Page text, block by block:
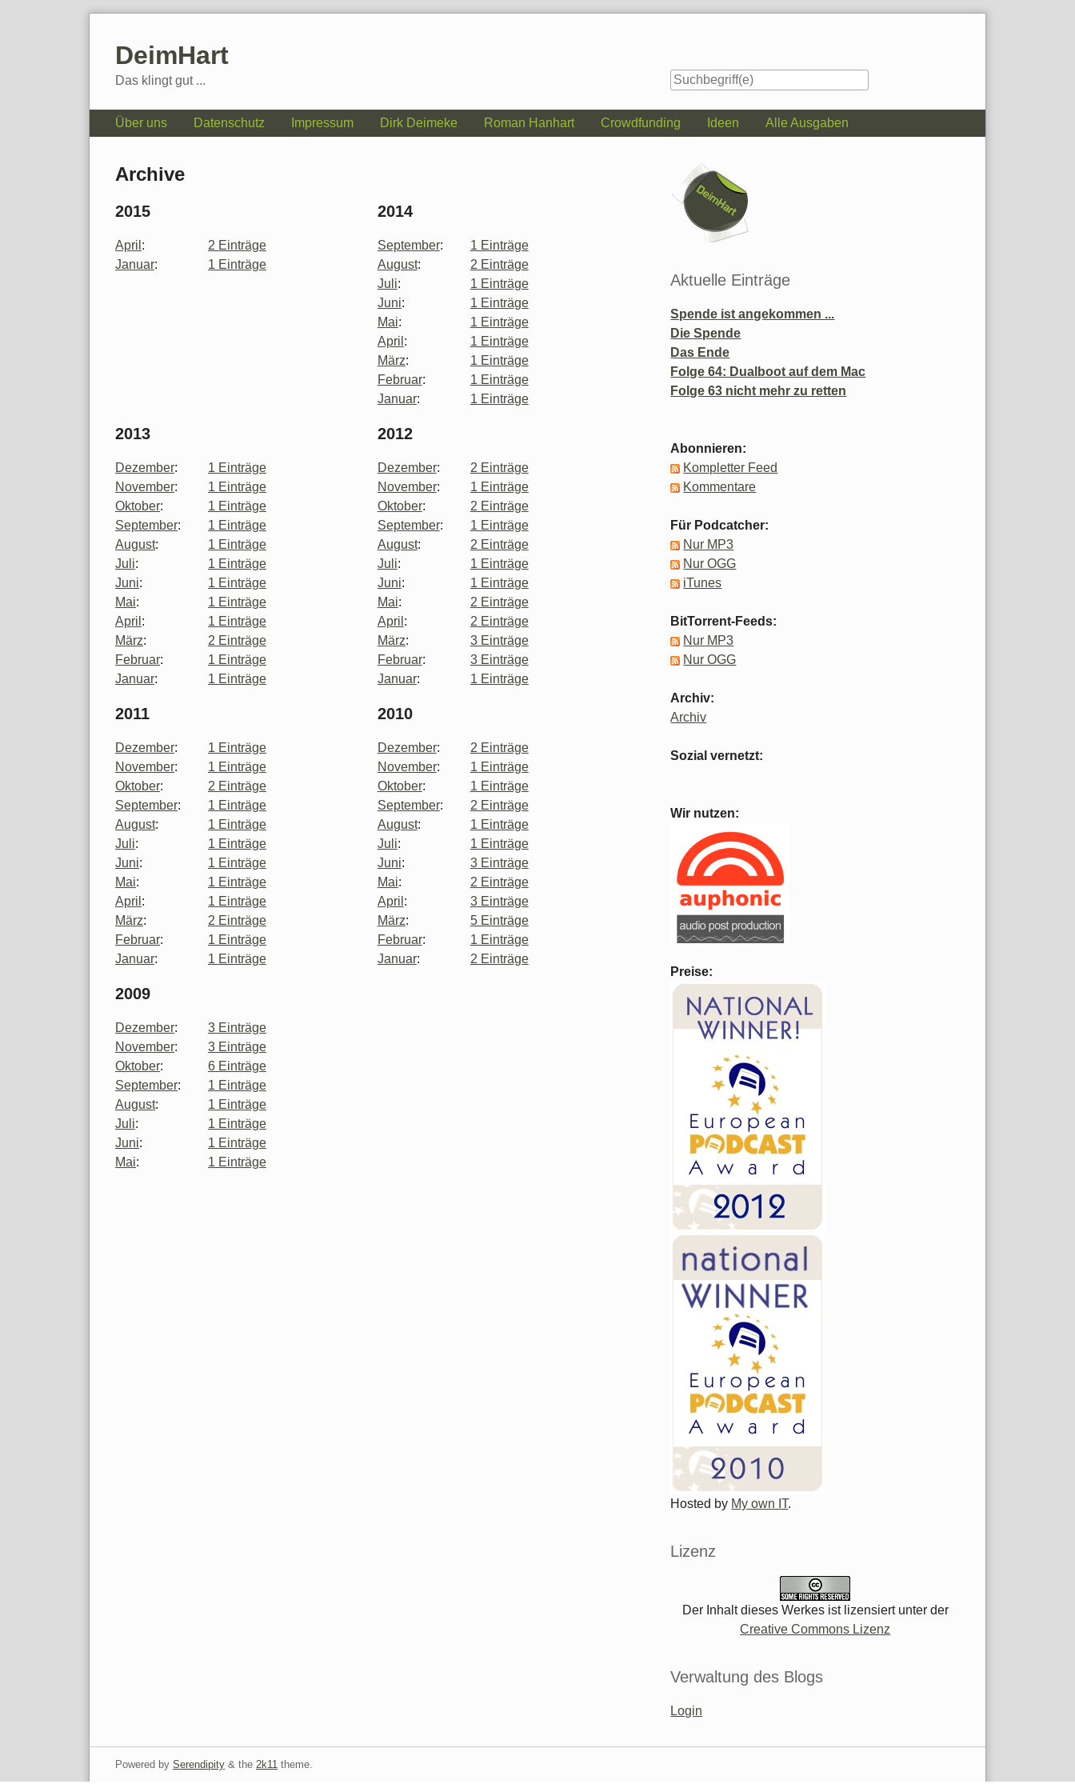
DeimHart
Das klingt gut ...
Navigation
Über uns Datenschutz Impressum Dirk Deimeke Roman Hanhart Crowdfunding Ideen Alle Ausgaben
Archive
2015
April :
2 Einträge
Januar: 1 Einträge
2014
September:
1 Einträge
August:
2 Einträge
Juli:
1 Einträge
Juni:
1 Einträge
Mai:
1 Einträge
April :
1 Einträge
März:
1 Einträge
Februar:
1 Einträge
Januar: 1 Einträge
2013
Dezember:
1 Einträge
November:
1 Einträge
Oktober:
1 Einträge
September:
1 Einträge
August:
1 Einträge
Juli:
1 Einträge
Juni:
1 Einträge
Mai:
1 Einträge
April :
1 Einträge
März:
2 Einträge
Februar:
1 Einträge
Januar: 1 Einträge
2012
Dezember:
2 Einträge
November:
1 Einträge
Oktober:
2 Einträge
September:
1 Einträge
August:
2 Einträge
Juli:
1 Einträge
Juni:
1 Einträge
Mai:
2 Einträge
April :
2 Einträge
März:
3 Einträge
Februar:
3 Einträge
Januar: 1 Einträge
2011
Dezember:
1 Einträge
November:
1 Einträge
Oktober:
2 Einträge
September:
1 Einträge
August:
1 Einträge
Juli:
1 Einträge
Juni:
1 Einträge
Mai:
1 Einträge
April :
1 Einträge
März:
2 Einträge
Februar:
1 Einträge
Januar: 1 Einträge
2010
Dezember:
2 Einträge
November:
1 Einträge
Oktober:
1 Einträge
September:
2 Einträge
August:
1 Einträge
Juli:
1 Einträge
Juni:
3 Einträge
Mai:
2 Einträge
April :
3 Einträge
März:
5 Einträge
Februar:
1 Einträge
Januar: 2 Einträge
2009
Dezember:
3 Einträge
November:
3 Einträge
Oktober:
6 Einträge
September:
1 Einträge
August:
1 Einträge
Juli:
1 Einträge
Juni:
1 Einträge
Mai: 1 Einträge
Seitenleiste
Aktuelle Einträge
Spende ist angekommen ...
Die Spende
Das Ende
Folge 64: Dualboot auf dem Mac
Folge 63 nicht mehr zu retten
Abonnieren:
Kompletter Feed
Kommentare
Für Podcatcher:
Nur MP3
Nur OGG
iTunes
BitTorrent-Feeds:
Nur MP3
Nur OGG
Archiv:
Archiv
Sozial vernetzt:
Wir nutzen:
Preise:
Hosted by My own IT.
Lizenz
Der Inhalt dieses Werkes ist lizensiert unter der
Creative Commons Lizenz
Verwaltung des Blogs
Login
Powered by Serendipity& the 2k11theme.